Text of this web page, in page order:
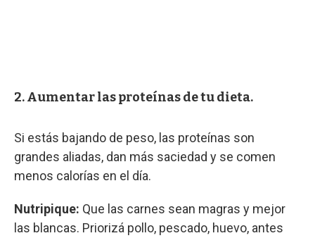
2. Aumentar las proteínas de tu dieta.
Si estás bajando de peso, las proteínas son
grandes aliadas, dan más saciedad y se comen
menos calorías en el día.
Nutripique: Que las carnes sean magras y mejor
las blancas. Priorizá pollo, pescado, huevo, antes